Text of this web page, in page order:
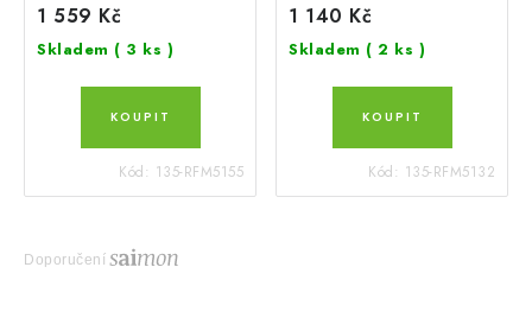
1 559 Kč
Skladem ( 3 ks )
Kód: 135-RFM5155
1 140 Kč
Skladem ( 2 ks )
Kód: 135-RFM5132
Doporučení